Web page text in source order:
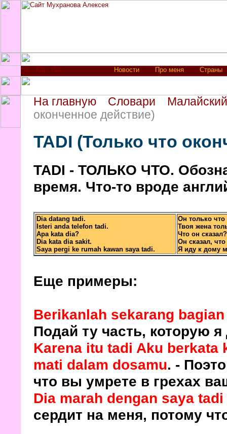
Новости Про меня Страны
На главную Словари
оконченное действие)
TADI (Только что
TADI - ТОЛЬКО ЧТО.
время. Что-то вроде
Dia datang tadi.
Isteri anda telefon tadi.
Apa kata dia?
Dia kata dia sakit.
Saya pergi ke rumah kawan saya tadi.
Он только
Твоя жена
Что он сказал?
Он сказал,
Я иду к дому
Еще примеры:
Berikanlah sekarang
Подай ту часть, которую я
Karena itu tadi Aku berkata
mati dalam dosamu. -
что вы умрете в грехах
Dia marah dengan saya
сердит на меня, потому